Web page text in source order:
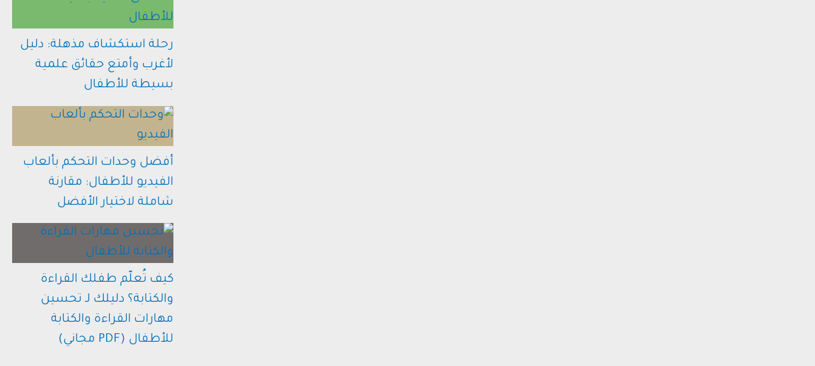
رحلة استكشاف مذهلة: دليل
لأغرب وأمتع حقائق علمية
بسيطة للأطفال
أفضل وحدات التحكم بألعاب
الفيديو للأطفال: مقارنة
شاملة لاختيار الأفضل
كيف تُعلّم طفلك القراءة
والكتابة؟ دليلك لـ تحسين
مهارات القراءة والكتابة
للأطفال (PDF مجاني)